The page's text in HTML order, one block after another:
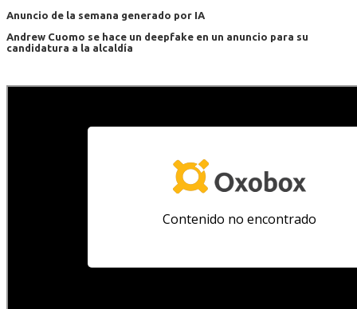
Anuncio de la semana generado por IA
Andrew Cuomo se hace un deepfake en un anuncio para su
candidatura a la alcaldía